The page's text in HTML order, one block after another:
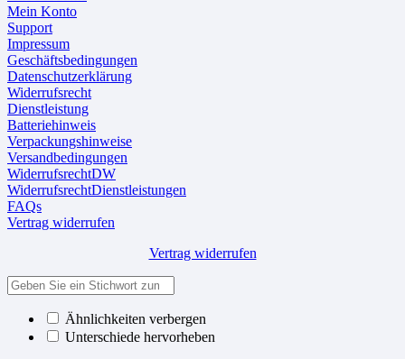
Mein Konto
Support
Impressum
Geschäftsbedingungen
Datenschutzerklärung
Widerrufsrecht
Dienstleistung
Batteriehinweis
Verpackungshinweise
Versandbedingungen
WiderrufsrechtDW
WiderrufsrechtDienstleistungen
FAQs
Vertrag widerrufen
Vertrag widerrufen
Ähnlichkeiten verbergen
Unterschiede hervorheben